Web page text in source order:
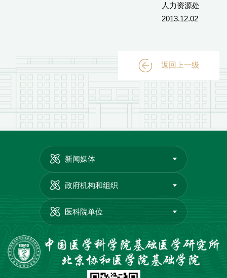
人力资源处
2013.12.02
返回上一级
新闻媒体
政府机构和组织
医科院单位